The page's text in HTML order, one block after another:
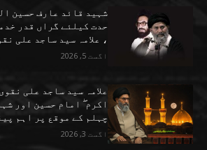
شہید قائد عارف حسین
حدت کیلئے گراں قدر
، علامہ سید ساجد علی
اگست 5, 2026
علامہ سید ساجد علی
اکرم ۖ امام حسین اور
چہلم کے موقع پر اہم
اگست 3, 2026